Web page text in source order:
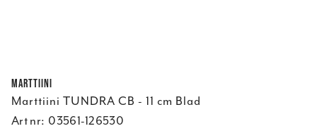
Marttiini
Marttiini TUNDRA CB - 11 cm Blad
Art nr: 03561-126530